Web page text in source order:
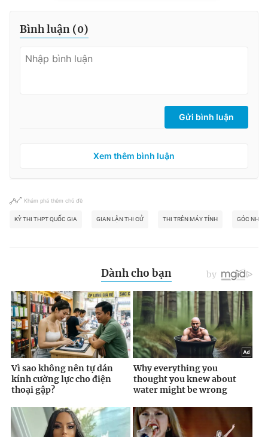
Bình luận (0)
Gửi bình luận
Xem thêm bình luận
Khám phá thêm chủ đề
KỲ THI THPT QUỐC GIA GIAN LẬN THI CỬ THI TRÊN MÁY TÍNH GÓC NHÌN